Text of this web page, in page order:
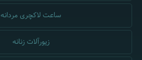
ساعت لاکچری مردانه
زیورآلات زنانه